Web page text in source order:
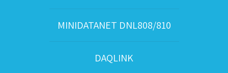
MINIDATANET DNL808/810
DAQLINK